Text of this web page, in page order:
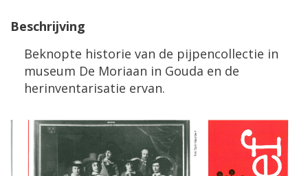
Beschrijving
Beknopte historie van de pijpencollectie in
museum De Moriaan in Gouda en de
herinventarisatie ervan.